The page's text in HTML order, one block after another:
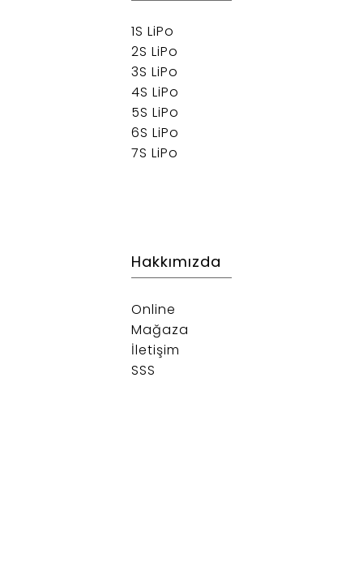
1S LiPo
2S LiPo
3S LiPo
4S LiPo
5S LiPo
6S LiPo
7S LiPo
Hakkımızda
Online
Mağaza
İletişim
SSS